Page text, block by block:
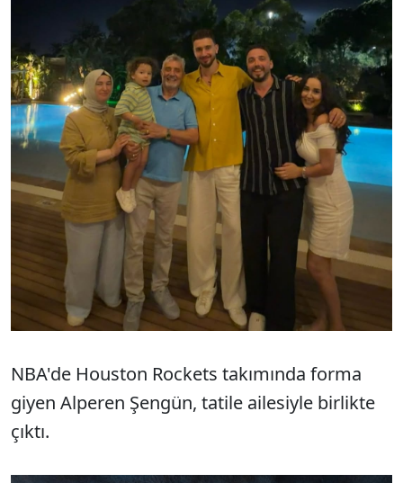
NBA'de Houston Rockets takımında forma
giyen Alperen Şengün, tatile ailesiyle birlikte
çıktı.